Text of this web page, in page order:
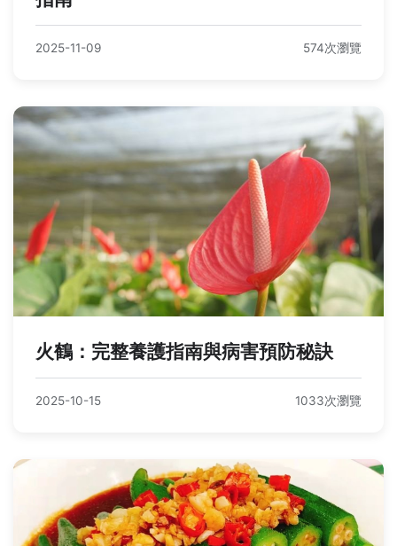
2025-11-09 574次瀏覽
火鶴：完整養護指南與病害預防秘訣
2025-10-15 1033次瀏覽